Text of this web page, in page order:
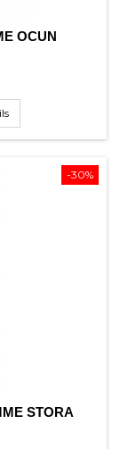
OCUN
-30%
STORA